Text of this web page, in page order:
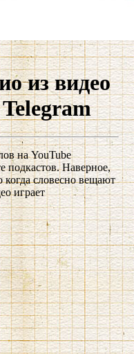
из видео
подкастов. Наверное,
когда словесно вещают
играет